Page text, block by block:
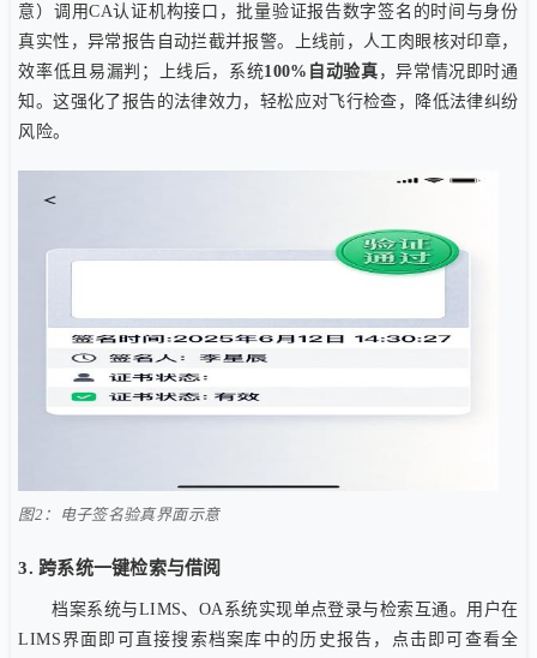
意）调用CA认证机构接口，批量验证报告数字签名的时间与身份
真实性，异常报告自动拦截并报警。上线前，人工肉眼核对印章，
效率低且易漏判；上线后，系统100%自动验真 ，异常情况即时通
知。这强化了报告的法律效力，轻松应对飞行检查，降低法律纠纷
风险。
图2：电子签名验真界面示意
3. 跨系统一键检索与借阅
档案系统与LIMS、OA系统实现单点登录与检索互通。用户在
LIMS界面即可直接搜索档案库中的历史报告，点击即可查看全